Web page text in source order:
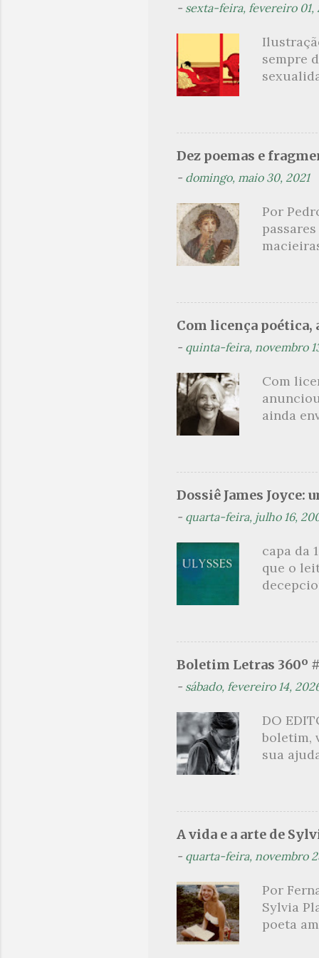
á
r
o
s
- sexta-feira, fevereiro 01,
sempre
sido
se tratar
filha.
termina
Dez poemas e
- domingo, maio 30, 2021
Por
no
maçã
trazes
Com licença poética,
- quinta-feira, novembro
Com
ainda
não,
toda
na hora
Dossiê James Joyce:
- quarta-feira, julho 16,
capa da
que o
leitor,
leitura
heróico
próprio
Boletim Letras 360º
- sábado, fevereiro 14,
DO
boletim,
sua
são
(Flip) de
Orides
avessos
A vida e a arte de
- quarta-feira, novembro
Por
Sylvia
poeta